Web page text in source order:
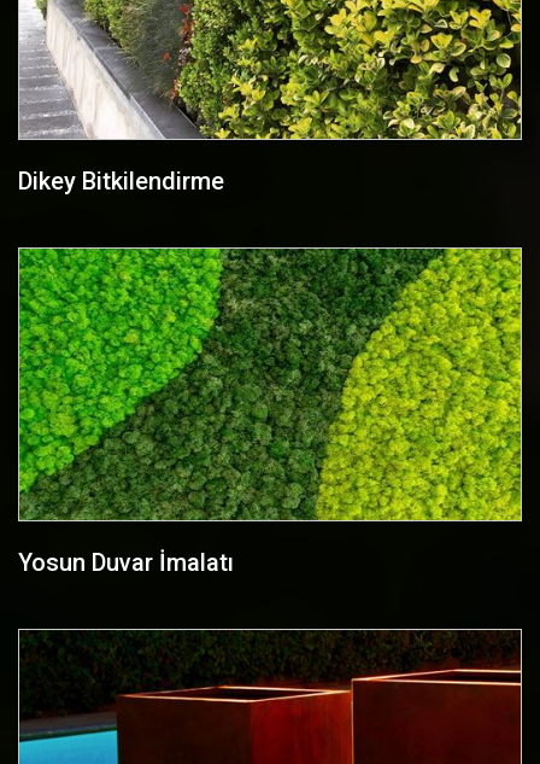
Dikey Bitkilendirme
Yosun Duvar İmalatı